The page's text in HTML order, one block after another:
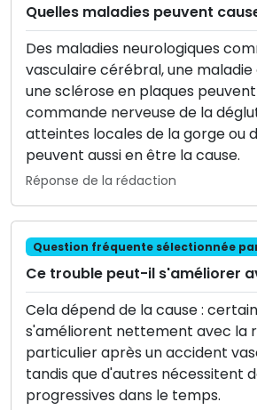
Quelles maladies peuvent
Des maladies neurologiques
vasculaire cérébral, une maladie
une sclérose en plaques
commande nerveuse de la
atteintes locales de la gorge ou
peuvent aussi en être la cause.
Réponse de la rédaction
Question fréquente sélectionnée
Ce trouble peut-il s'améliorer
Cela dépend de la cause :
s'améliorent nettement avec la
particulier après un accident
tandis que d'autres nécessitent
progressives dans le temps.